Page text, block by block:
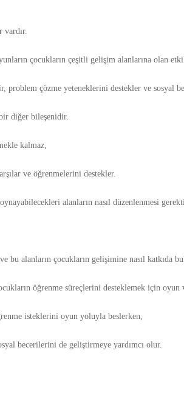
vardır.
çocukların çeşitli gelişim alanlarına olan
problem çözme yeteneklerini destekler ve sosyal
diğer bileşenidir.
kalmaz,
ve öğrenmelerini destekler.
alanların nasıl düzenlenmesi
bu alanların çocukların gelişimine nasıl katkıda
öğrenme süreçlerini desteklemek için
isteklerini oyun yoluyla beslerken,
becerilerini de geliştirmeye yardımcı olur.